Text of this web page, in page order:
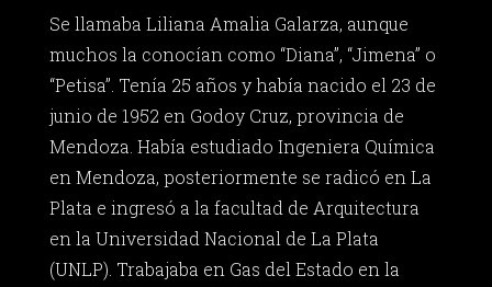
Se llamaba Liliana Amalia Galarza, aunque
muchos la conocían como “Diana”, “Jimena” o
“Petisa”. Tenía 25 años y había nacido el 23 de
junio de 1952 en Godoy Cruz, provincia de
Mendoza. Había estudiado Ingeniera Química
en Mendoza, posteriormente se radicó en La
Plata e ingresó a la facultad de Arquitectura
en la Universidad Nacional de La Plata
(UNLP). Trabajaba en Gas del Estado en la